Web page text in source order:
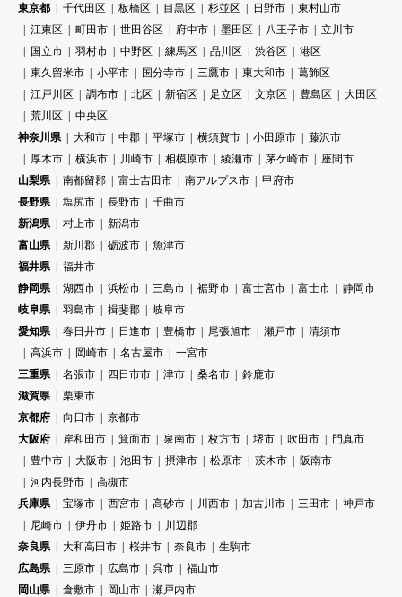
東京都
千代田区 板橋区 目黒区 杉並区 日野市
東村山市
江東区
町田市 世田谷区 府中市 墨田区 八王子市
立川市
国立市
羽村市 中野区 練馬区 品川区 渋谷区
港区
東久留米市
小平市 国分寺市 三鷹市 東大和市
葛飾区
江戸川区
調布市 北区 新宿区 足立区 文京区 豊島区
大田区
荒川区
中央区
神奈川県
大和市 中郡 平塚市 横須賀市 小田原市
藤沢市
厚木市
横浜市 川崎市 相模原市 綾瀬市 茅ケ崎市
座間市
山梨県
南都留郡 富士吉田市 南アルプス市
甲府市
長野県
塩尻市 長野市
千曲市
新潟県
村上市
新潟市
富山県
新川郡 砺波市
魚津市
福井県
福井市
静岡県
湖西市 浜松市 三島市 裾野市 富士宮市 富士市
静岡市
岐阜県
羽島市 揖斐郡
岐阜市
愛知県
春日井市 日進市 豊橋市 尾張旭市 瀬戸市
清須市
高浜市
岡崎市 名古屋市
一宮市
三重県
名張市 四日市市 津市 桑名市
鈴鹿市
滋賀県
栗東市
京都府
向日市
京都市
大阪府
岸和田市 箕面市 泉南市 枚方市 堺市 吹田市
門真市
豊中市
大阪市 池田市 摂津市 松原市 茨木市
阪南市
河内長野市
高槻市
兵庫県
宝塚市 西宮市 高砂市 川西市 加古川市 三田市
神戸市
尼崎市
伊丹市 姫路市
川辺郡
奈良県
大和高田市 桜井市 奈良市
生駒市
広島県
三原市 広島市 呉市
福山市
岡山県
倉敷市 岡山市
瀬戸内市